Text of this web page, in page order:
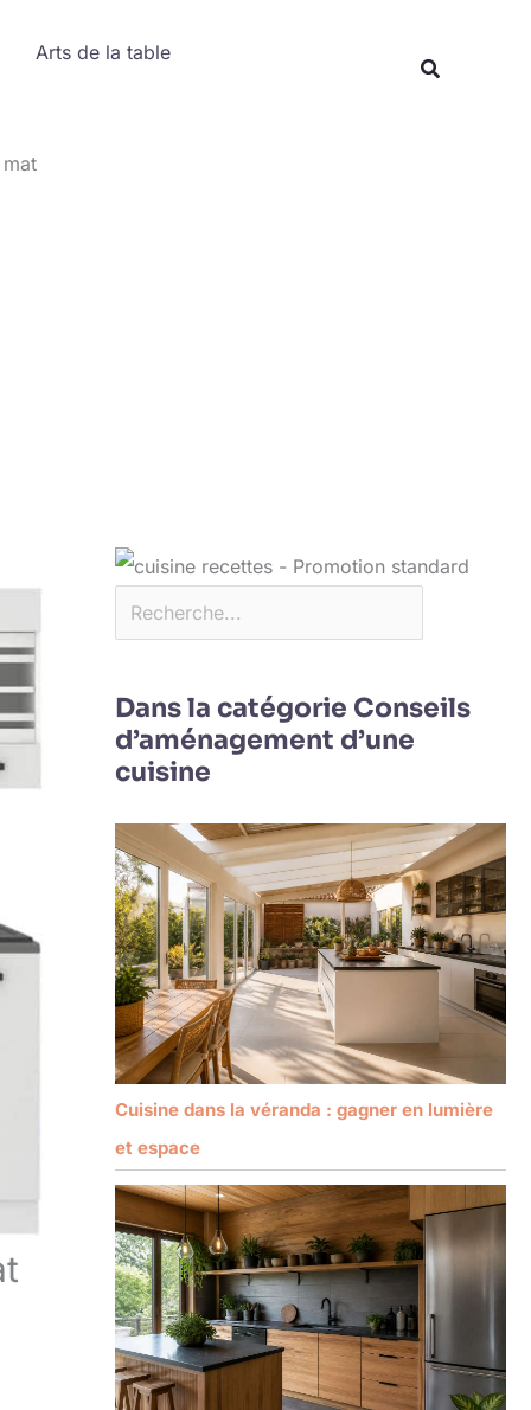
Arts de la table
Dans la catégorie Conseils
d’aménagement d’une
cuisine
Cuisine dans la véranda : gagner en lumière
et espace